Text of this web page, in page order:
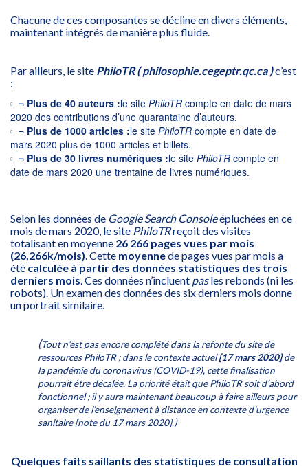
Chacune de ces composantes se décline en divers éléments,
maintenant intégrés de manière plus fluide.
Par ailleurs, le site PhiloTR ( philosophie.cegeptr.qc.ca )c’est
:
¬ Plus de 40 auteurs :le site PhiloTR compte en date de mars
2020 des contributions d’une quarantaine d’auteurs.
¬ Plus de 1000 articles :le site PhiloTR compte en date de
mars 2020 plus de 1000 articles et billets.
¬ Plus de 30 livres numériques :le site PhiloTR compte en
date de mars 2020 une trentaine de livres numériques.
Selon les données de Google Search Consoleépluchées en ce
mois de mars 2020, le site PhiloTRreçoit des visites
totalisant en moyenne 26 266 pages vues par mois
(26,266k/mois) . Cette moyennede pages vues par mois a
été calculée à partir des données statistiques des trois
derniers mois . Ces données n’incluent pas les rebonds (ni les
robots). Un examen des données des six derniers mois donne
un portrait similaire.
(Tout n’est pas encore complété dans la refonte du site de
ressources PhiloTR ; dans le contexte actuel[17 mars 2020]de
la pandémie du coronavirus (COVID-19), cette finalisation
pourrait être décalée. La priorité était que PhiloTR soit d’abord
fonctionnel ; il y aura maintenant beaucoup à faire ailleurs pour
organiser de l’enseignement à distance en contexte d’urgence
sanitaire [note du 17 mars 2020].)
Quelques faits saillants des statistiques de consultation